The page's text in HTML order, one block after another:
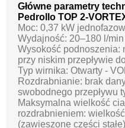
Główne parametry
Pedrollo TOP 2-
Moc: 0,37 kW
Wydajność: 20–180 l/min
Wysokość podnoszenia:
przy niskim przepływie
Typ wirnika: Otwarty -
Rozdrabnianie: brak
swobodnego przepływu
Maksymalna wielkość
rozdrabnieniem:
(zawieszone części stałe)